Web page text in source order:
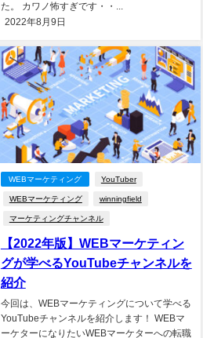
た。 カワノ怖すぎです・・...
2022年8月9日
WEBマーケティング YouTuber
WEBマーケティング winningfield
マーケティングチャンネル
【2022年版】WEBマーケティン
グが学べるYouTubeチャンネルを
紹介
今回は、WEBマーケティングについて学べる
YouTubeチャンネルを紹介します！ WEBマ
ーケターになりたいWEBマーケターへの転職